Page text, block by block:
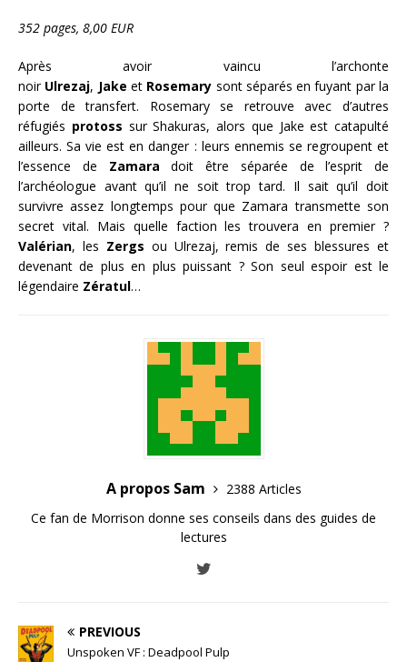
352 pages, 8,00 EUR
Après avoir vaincu l’archonte
noir Ulrezaj, Jake et Rosemary sont séparés en fuyant par la
porte de transfert. Rosemary se retrouve avec d’autres
réfugiés protoss sur Shakuras, alors que Jake est catapulté
ailleurs. Sa vie est en danger : leurs ennemis se regroupent et
l’essence de Zamaradoit être séparée de l’esprit de
l’archéologue avant qu’il ne soit trop tard. Il sait qu’il doit
survivre assez longtemps pour que Zamara transmette son
secret vital. Mais quelle faction les trouvera en premier ?
Valérian, les Zergs ou Ulrezaj, remis de ses blessures et
devenant de plus en plus puissant ? Son seul espoir est le
légendaire Zératul…
A propos Sam
2388 Articles
Ce fan de Morrison donne ses conseils dans des guides de
lectures
PREVIOUS
Unspoken VF : Deadpool Pulp